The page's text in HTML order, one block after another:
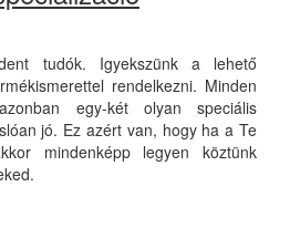
tudók. Igyekszünk a lehető
rendelkezni. Minden
egy-két olyan speciális
jó. Ez azért van, hogy ha a Te
mindenképp legyen köztünk